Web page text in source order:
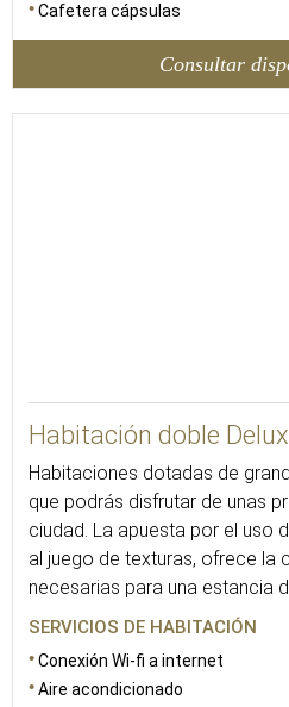
Cafetera cápsulas
Consultar
Habitación doble
Habitaciones dotadas de
que podrás disfrutar de unas
ciudad. La apuesta por el uso
al juego de texturas, ofrece la
necesarias para una estancia
SERVICIOS DE HABITACIÓN
Conexión Wi-fi a internet
Aire acondicionado